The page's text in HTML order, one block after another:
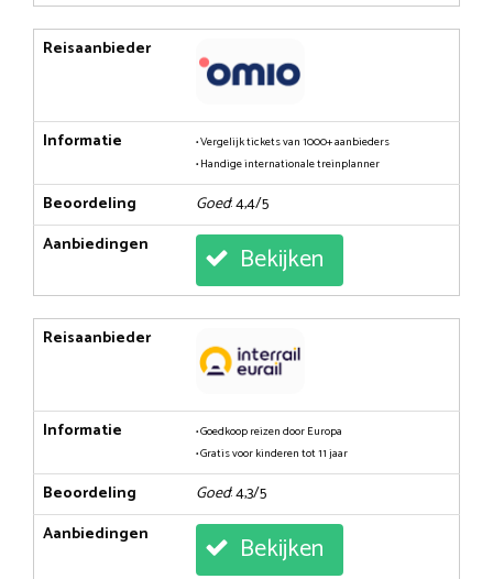
Reisaanbieder
Informatie
• Vergelijk tickets van 1000+ aanbieders
• Handige internationale treinplanner
Beoordeling Goed: 4,4/5
Aanbiedingen
Bekijken
Reisaanbieder
Informatie
• Goedkoop reizen door Europa
• Gratis voor kinderen tot 11 jaar
Beoordeling Goed: 4,3/5
Aanbiedingen
Bekijken